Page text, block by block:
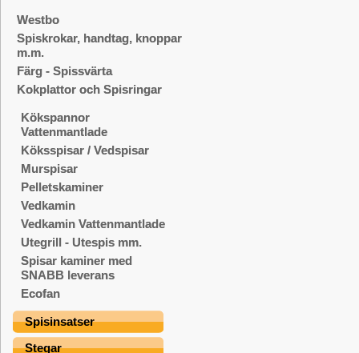
Westbo
Spiskrokar, handtag, knoppar
m.m.
Färg - Spissvärta
Kokplattor och Spisringar
Kökspannor
Vattenmantlade
Köksspisar / Vedspisar
Murspisar
Pelletskaminer
Vedkamin
Vedkamin Vattenmantlade
Utegrill - Utespis mm.
Spisar kaminer med
SNABB leverans
Ecofan
Spisinsatser
Stegar